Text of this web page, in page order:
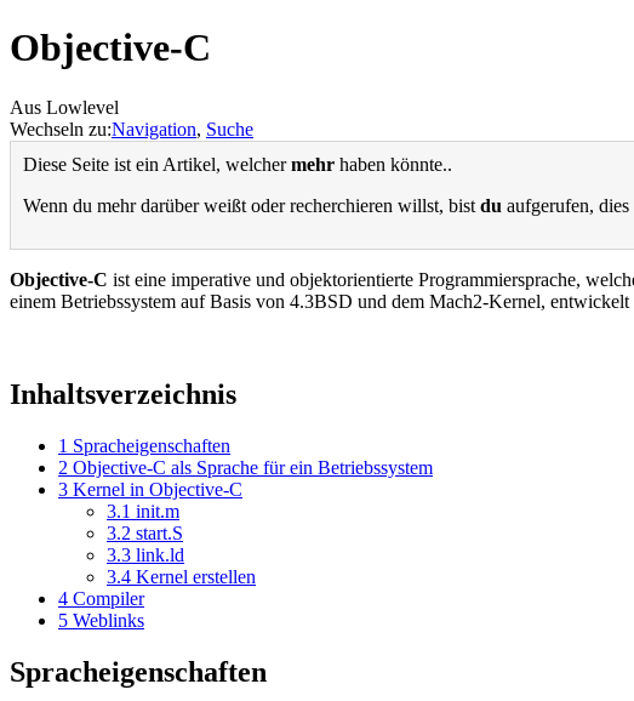
Objective-C
Aus Lowlevel
Wechseln zu:Navigation, Suche
Diese Seite ist ein Artikel, welchermehr haben könnte..
Wenn du mehr darüber weißt oder recherchieren willst, bist du aufgerufen,
Objective-C ist eine imperative und objektorientierte Programmiersprache,
einem Betriebssystem auf Basis von 4.3BSD und dem Mach2-Kernel, entwickelt
Inhaltsverzeichnis
1 Spracheigenschaften
2 Objective-C als Sprache für ein Betriebssystem
3 Kernel in Objective-C
3.1 init.m
3.2 start.S
3.3 link.ld
3.4 Kernel erstellen
4 Compiler
5 Weblinks
Spracheigenschaften